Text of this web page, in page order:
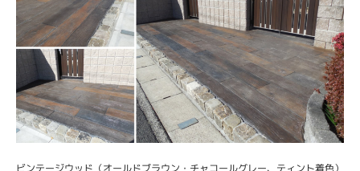
ビンテージウッド（オールドブラウン・チャコールグレー、ティント着色）